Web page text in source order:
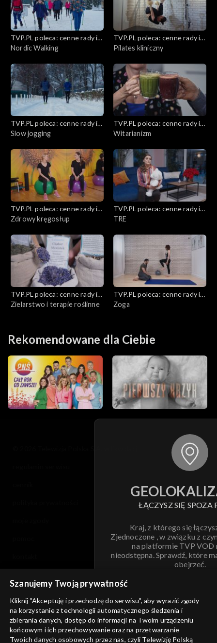
TVP.PL poleca: cenne rady i
ciekawostki
Nordic Walking
TVP.PL poleca: cenne rady i
ciekawostki
Pilates kliniczny
TVP.PL poleca: cenne rady i
ciekawostki
Slow jogging
TVP.PL poleca: cenne rady i
ciekawostki
Witarianizm
TVP.PL poleca: cenne rady i
ciekawostki
Zdrowy kręgosłup
TVP.PL poleca: cenne rady i
ciekawostki
TRE
TVP.PL poleca: cenne rady i
ciekawostki
Zielarstwo i terapie roślinne
TVP.PL poleca: cenne rady i
ciekawostki
Zoga
Rekomendowane dla Ciebie
ŁĄCZYSZ SIĘ SPOZA
Kraj, z którego się
Zjednoczone , w związku z
na platformie TVP VOD
nieodstępna. Sprawdź, które
obejrzeć.
ANULUJ
informacje o dostawcy usług
Szanujemy Twoją prywatność
Kliknij "Akceptuję i przechodzę do serwisu", aby wyrazić zgody
na korzystanie z technologii automatycznego śledzenia i
zbierania danych, dostęp do informacji na Twoim urządzeniu
końcowym i ich przechowywanie oraz na przetwarzanie
Twoich danych osobowych przez nas, czyli Telewizję Polską